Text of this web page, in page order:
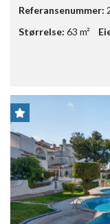
Referansenummer:
Størrelse: 63 m²